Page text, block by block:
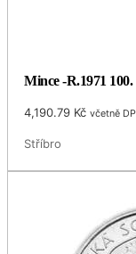
Mince -R.1971
4,190.79 Kč včetně
Stříbro